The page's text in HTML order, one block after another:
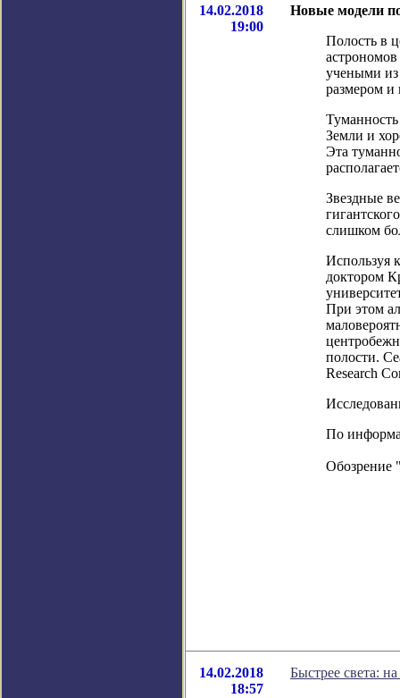
14.02.2018
19:00
Новые модели
Полость в
учеными из
размером и
Земли и
Эта
Звездные
слишком
Используя
доктором
При этом
полости.
Research
По
Обозрение
14.02.2018
18:57
Быстрее света: